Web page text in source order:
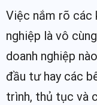
Việc nắm rõ các
nghiệp là vô
doanh nghiệp
đầu tư hay các
trình, thủ tục và